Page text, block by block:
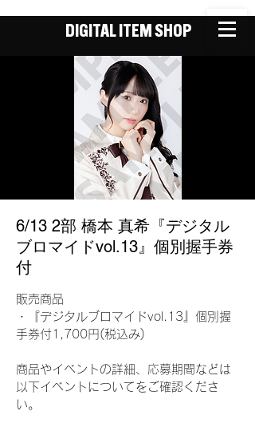
DIGITAL ITEM SHOP
6/13 2部 橋本 真希『デジタル
ブロマイドvol.13』個別握手券
付
販売商品
・『デジタルブロマイドvol.13』個別握
手券付1,700円(税込み)
商品やイベントの詳細、応募期間などは
以下イベントについてをご確認くださ
い。